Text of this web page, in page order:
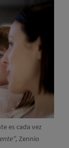
es cada vez
, Zennio